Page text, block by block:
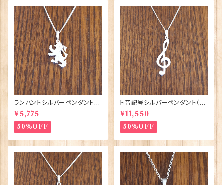
ランパントシルバーペンダント
（UP159）ORTAK 70152
¥5,775
50%OFF
ト音記号シルバーペンダント（U
P161）ORTAK 70151
¥11,550
50%OFF